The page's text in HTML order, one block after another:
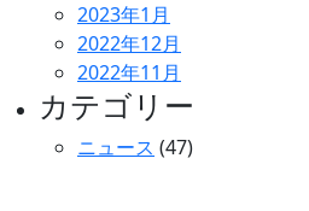
2023年1月
2022年12月
2022年11月
カテゴリー
ニュース (47)